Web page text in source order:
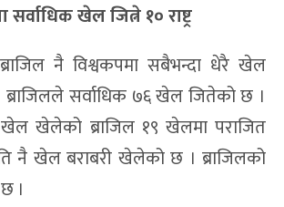
खेल जित्ने १० राष्ट्र
नै विश्वकपमा सबैभन्दा धेरै खेल
ब्राजिलले सर्वाधिक ७६ खेल जितेको छ ।
खेल खेलेको ब्राजिल १९ खेलमा पराजित
नै खेल बराबरी खेलेको छ । ब्राजिलको
।